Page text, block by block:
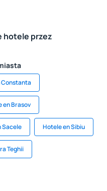
hotele przez
Constanta
en Brasov
Sacele Hotele en Sibiu
Teghii